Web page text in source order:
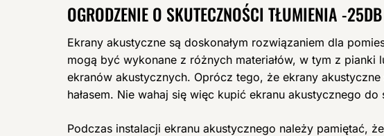
OGRODZENIE O SKUTECZNOŚCI TŁUMIENIA -
Ekrany akustyczne są doskonałym rozwiązaniem dla
mogą być wykonane z różnych materiałów, w tym z
ekranów akustycznych. Oprócz tego, że ekrany
hałasem. Nie wahaj się więc kupić ekranu akustycznego
Podczas instalacji ekranu akustycznego należy pamiętać,